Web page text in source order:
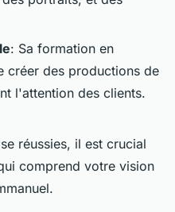
: Sa formation en
créer des productions de
l'attention des clients.
réussies, il est crucial
comprend votre vision